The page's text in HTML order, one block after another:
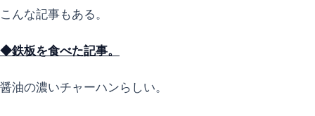
こんな記事もある。
◆鉄板を食べた記事。
醤油の濃いチャーハンらしい。